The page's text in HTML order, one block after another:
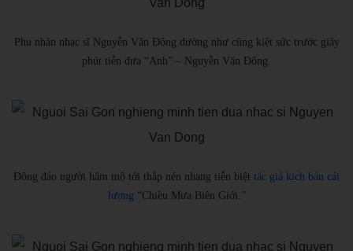
Phu nhân nhạc sĩ Nguyễn Văn Đông dường như cũng kiệt sức trước giây
phút tiễn đưa “Anh” – Nguyễn Văn Đông.
Đông đảo người hâm mộ tới thắp nén nhang tiễn biệt tác giả kịch bản cải
lương “Chiều Mưa Biên Giới.”